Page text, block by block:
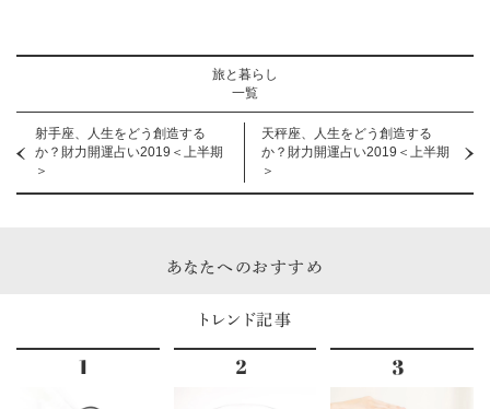
旅と暮らし
一覧
射手座、人生をどう創造する
か？財力開運占い2019＜上半期
＞
天秤座、人生をどう創造する
か？財力開運占い2019＜上半期
＞
あなたへのおすすめ
トレンド記事